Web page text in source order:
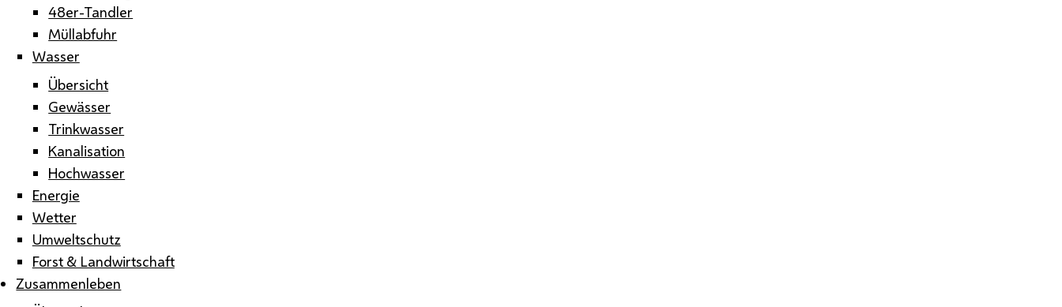
48er-Tandler
Müllabfuhr
Wasser
Übersicht
Gewässer
Trinkwasser
Kanalisation
Hochwasser
Energie
Wetter
Umweltschutz
Forst & Landwirtschaft
Zusammenleben